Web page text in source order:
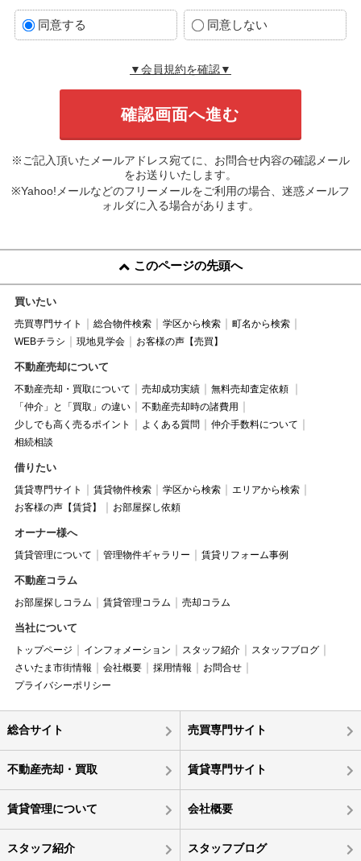
同意する 同意しない
▼会員規約を確認▼
※ご記入頂いたメールアドレス宛てに、お問合せ内容の確認メール
をお送りいたします。
※Yahoo!メールなどのフリーメールをご利用の場合、迷惑メールフ
ォルダに入る場合があります。
このページの先頭へ
買いたい
売買専門サイト 総合物件検索 学区から検索
町名から検索
WEBチラシ
現地見学会 お客様の声【売買】
不動産売却について
不動産売却・買取について 売却成功実績
無料売却査定依頼
「仲介」と「買取」の違い
不動産売却時の諸費用
少しでも高く売るポイント
よくある質問
仲介手数料について
相続相談
借りたい
賃貸専門サイト 賃貸物件検索 学区から検索
エリアから検索
お客様の声【賃貸】
お部屋探し依頼
オーナー様へ
賃貸管理について 管理物件ギャラリー 賃貸リフォーム事例
不動産コラム
お部屋探しコラム 賃貸管理コラム 売却コラム
当社について
トップページ インフォメーション スタッフ紹介
スタッフブログ
さいたま市街情報
会社概要 採用情報
お問合せ
プライバシーポリシー
総合サイト 売買専門サイト
不動産売却・買取 賃貸専門サイト
賃貸管理について 会社概要
スタッフ紹介 スタッフブログ